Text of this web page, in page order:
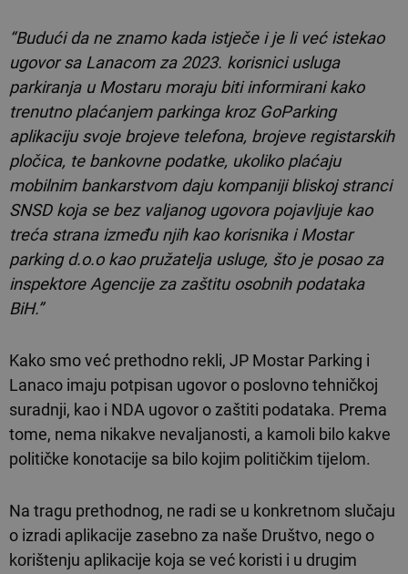
“Budući da ne znamo kada istječe i je li već istekao
ugovor sa Lanacom za 2023. korisnici usluga
parkiranja u Mostaru moraju biti informirani kako
trenutno plaćanjem parkinga kroz GoParking
aplikaciju svoje brojeve telefona, brojeve registarskih
pločica, te bankovne podatke, ukoliko plaćaju
mobilnim bankarstvom daju kompaniji bliskoj stranci
SNSD koja se bez valjanog ugovora pojavljuje kao
treća strana između njih kao korisnika i Mostar
parking d.o.o kao pružatelja usluge, što je posao za
inspektore Agencije za zaštitu osobnih podataka
BiH.”
Kako smo već prethodno rekli, JP Mostar Parking i
Lanaco imaju potpisan ugovor o poslovno tehničkoj
suradnji, kao i NDA ugovor o zaštiti podataka. Prema
tome, nema nikakve nevaljanosti, a kamoli bilo kakve
političke konotacije sa bilo kojim političkim tijelom.
Na tragu prethodnog, ne radi se u konkretnom slučaju
o izradi aplikacije zasebno za naše Društvo, nego o
korištenju aplikacije koja se već koristi i u drugim